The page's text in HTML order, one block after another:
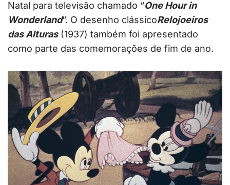
Natal para televisão chamado “One Hour in
Wonderland“. O desenho clássicoRelojoeiros
das Alturas(1937) também foi apresentado
como parte das comemorações de fim de ano.